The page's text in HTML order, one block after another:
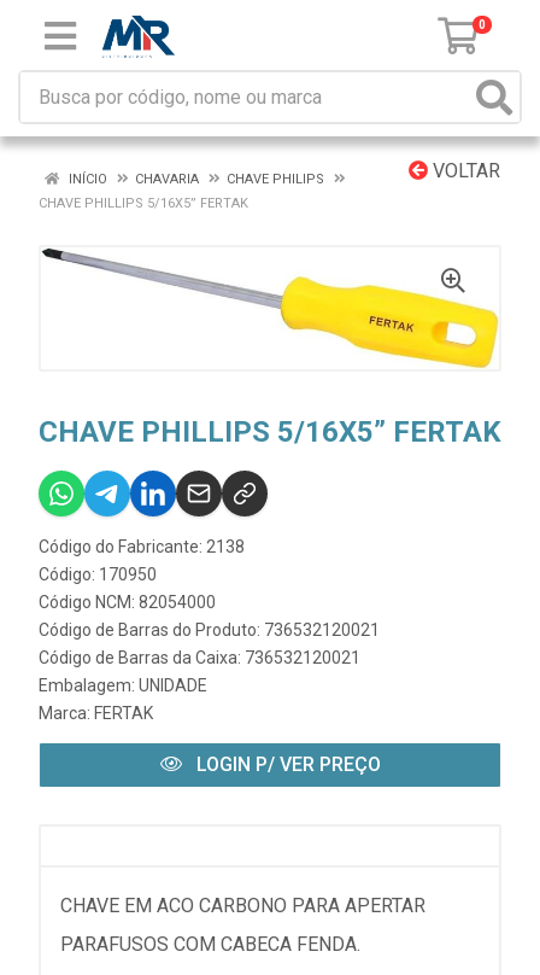
0
VOLTAR
INÍCIO CHAVARIA
CHAVE PHILIPS
CHAVE PHILLIPS 5/16X5” FERTAK
CHAVE PHILLIPS 5/16X5” FERTAK
Código do Fabricante: 2138
Código: 170950
Código NCM: 82054000
Código de Barras do Produto: 736532120021
Código de Barras da Caixa: 736532120021
Embalagem: UNIDADE
Marca: FERTAK
LOGIN P/ VER PREÇO
CHAVE EM ACO CARBONO PARA APERTAR
PARAFUSOS COM CABECA FENDA.